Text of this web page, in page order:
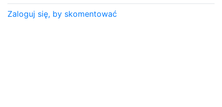
Zaloguj się, by skomentować